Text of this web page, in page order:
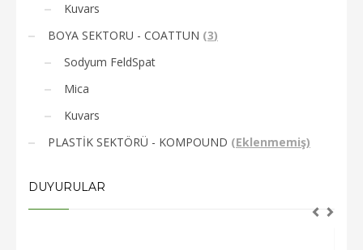
Kuvars
BOYA SEKTORU - COATTUN (3)
Sodyum FeldSpat
Mica
Kuvars
PLASTİK SEKTÖRÜ - KOMPOUND (Eklenmemiş)
DUYURULAR